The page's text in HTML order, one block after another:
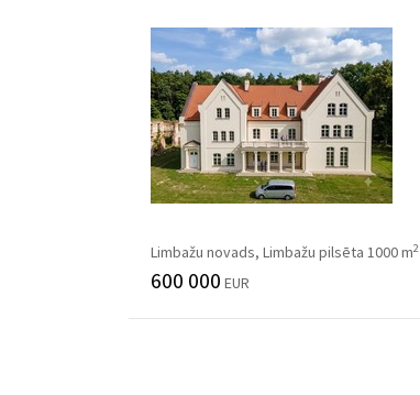
Limbažu novads, Limbažu pilsēta 1000 m2
600 000 EUR